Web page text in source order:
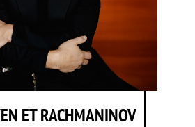
ET RACHMANINOV